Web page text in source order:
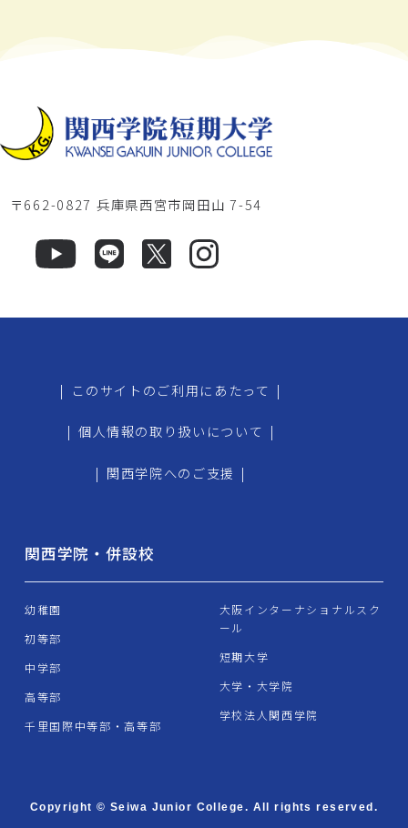
〒662-0827 兵庫県西宮市岡田山 7-54
| このサイトのご利用にあたって |
| 個人情報の取り扱いについて |
| 関西学院へのご支援 |
関西学院・併設校
幼稚園
初等部
中学部
高等部
千里国際中等部・高等部
大阪インターナショナルスク
ール
短期大学
大学・大学院
学校法人関西学院
Copyright © Seiwa Junior College. All rights reserved.